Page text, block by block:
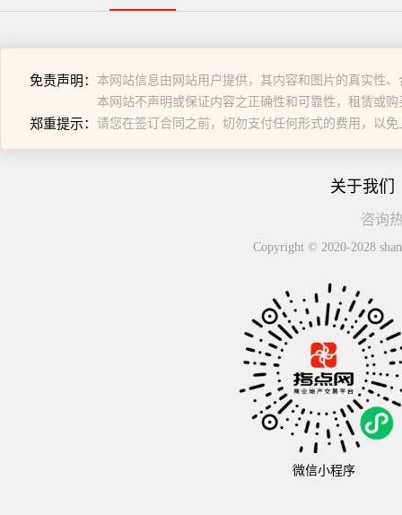
免责声明： 本网站信息由网站用户提供，其内容和图片的真实性
本网站不声明或保证内容之正确性和可靠性，租赁或
郑重提示： 请您在签订合同之前，切勿支付任何形式的费用，以免
关于我们
咨询
Copyright © 2020-2028
微信小程序